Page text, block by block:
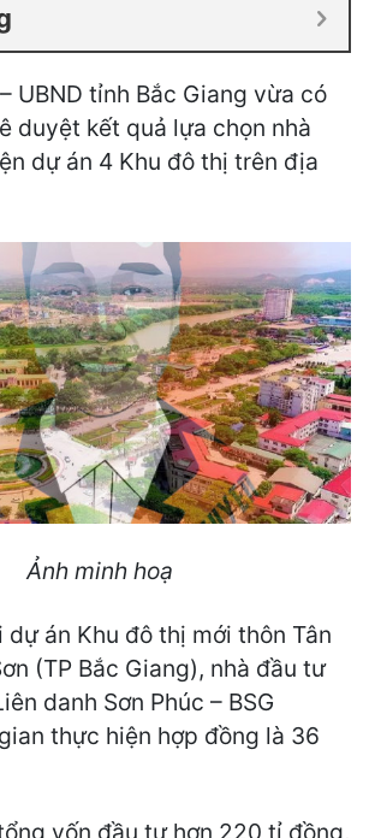
UBND tỉnh Bắc Giang vừa có
duyệt kết quả lựa chọn nhà
dự án 4 Khu đô thị trên địa
Ảnh minh hoạ
dự án Khu đô thị mới thôn Tân
(TP Bắc Giang), nhà đầu tư
danh Sơn Phúc – BSG
thực hiện hợp đồng là 36